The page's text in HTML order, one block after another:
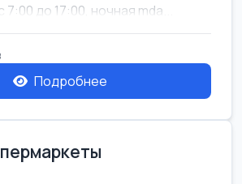
до 17:00, ночная mda...
Подробнее